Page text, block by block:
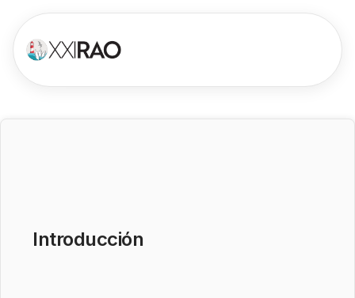
Introducción